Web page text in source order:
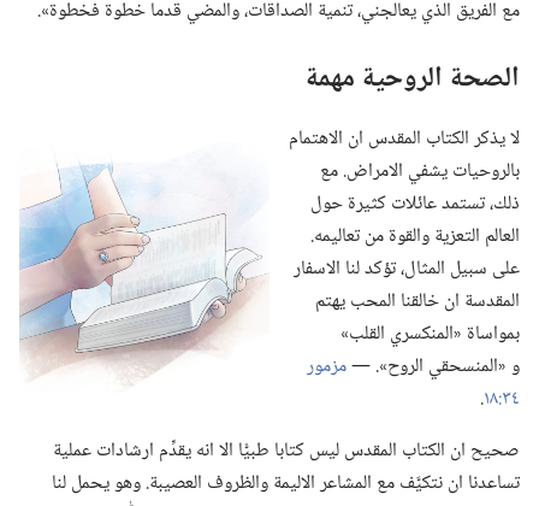
مع الفريق الذي يعالجني،‏ تنمية الصداقات،‏ والمضي قدما خطوة فخطوة».‏
الصحة الروحية مهمة
لا يذكر الكتاب المقدس ان الاهتمام
بالروحيات يشفي الامراض.‏ مع
ذلك،‏ تستمد عائلات كثيرة حول
العالم التعزية والقوة من تعاليمه.‏
على سبيل المثال،‏ تؤكد لنا الاسفار
المقدسة ان خالقنا المحب يهتم
بمواساة «المنكسري القلب»
و «المنسحقي الروح».‏ —‏مزمور
٣٤:‏١٨ ‏.‏
صحيح ان الكتاب المقدس ليس كتابا طبيًّا الا انه يقدِّم ارشادات عملية
تساعدنا ان نتكيَّف مع المشاعر الاليمة والظروف العصيبة.‏ وهو يحمل لنا